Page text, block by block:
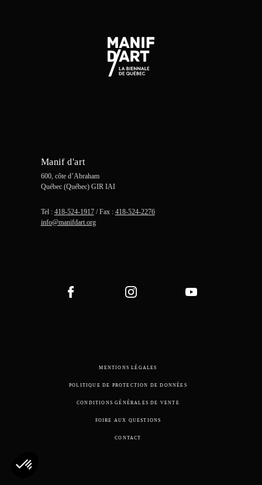
Manif d'art
600, côte d’Abraham
Québec (Québec) GIR IAI
Tel : 418-524-1917/ Fax : 418-524-2276
info@manifdart.org
MENTIONS LÉGALES
POLITIQUE DE PROTECTION DE DONNÉES
CONDITIONS GÉNÉRALES DE VENTE
FOIRE AUX QUESTIONS
CONTACT